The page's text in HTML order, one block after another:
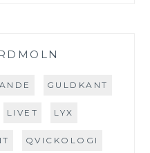
GULDKANT
LIVET LYX
QVICKOLOGI